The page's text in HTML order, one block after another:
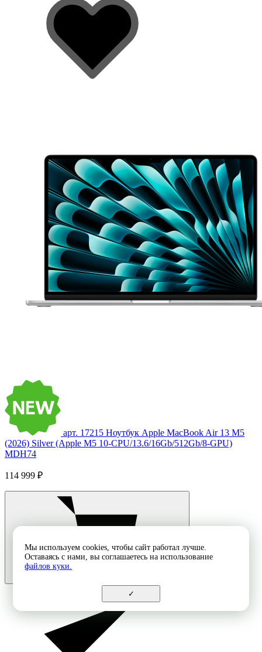
арт. 17215 Ноутбук Apple MacBook Air 13 M5
(2026) Silver (Apple M5 10-CPU/13.6/16Gb/512Gb/8-GPU)
MDH74
114 999 ₽
Мы используем cookies, чтобы сайт работал лучше.
Оставаясь с нами, вы соглашаетесь на использование
файлов куки.
✓